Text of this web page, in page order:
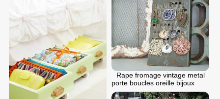
Rape fromage vintage metal
porte boucles oreille bijoux